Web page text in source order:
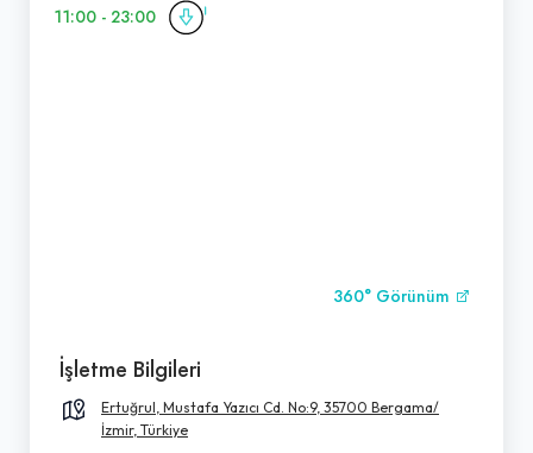
11:00 - 23:00
360° Görünüm
İşletme Bilgileri
Ertuğrul, Mustafa Yazıcı Cd. No:9, 35700 Bergama/
İzmir, Türkiye